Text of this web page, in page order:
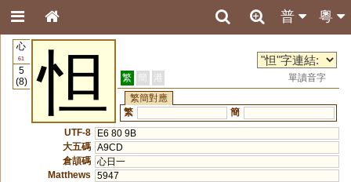
粵
普
心
61
5
(8)
怛 繁 簡 港
單讀音字
繁簡對應
繁
簡
UTF-8
E6 80 9B
大五碼 A9CD
倉頡碼 心日一
Matthews
5947